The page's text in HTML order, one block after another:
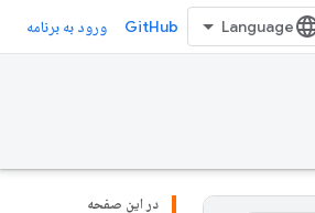
GitHub ورود به برنامه
در این صفحه